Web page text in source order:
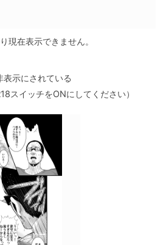
現在表示できません。
表示にされている
スイッチをONにしてください）